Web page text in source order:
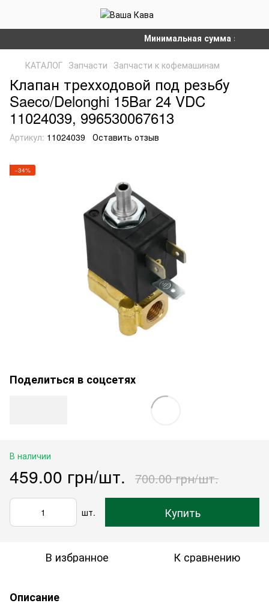
Минимальная сумма заказа на
КАТАЛОГ Запчасти Запчасти к кофемашинам
Клапан трехходовой под резьбу
Saeco/Delonghi 15Bar 24 VDC
11024039, 996530067613
Артикул: 11024039 Оставить отзыв
−34%
Поделиться в соцсетях
В наличии
459.00 грн/шт. 700.00 грн/шт.
шт. Купить
В избранное К сравнению
Описание